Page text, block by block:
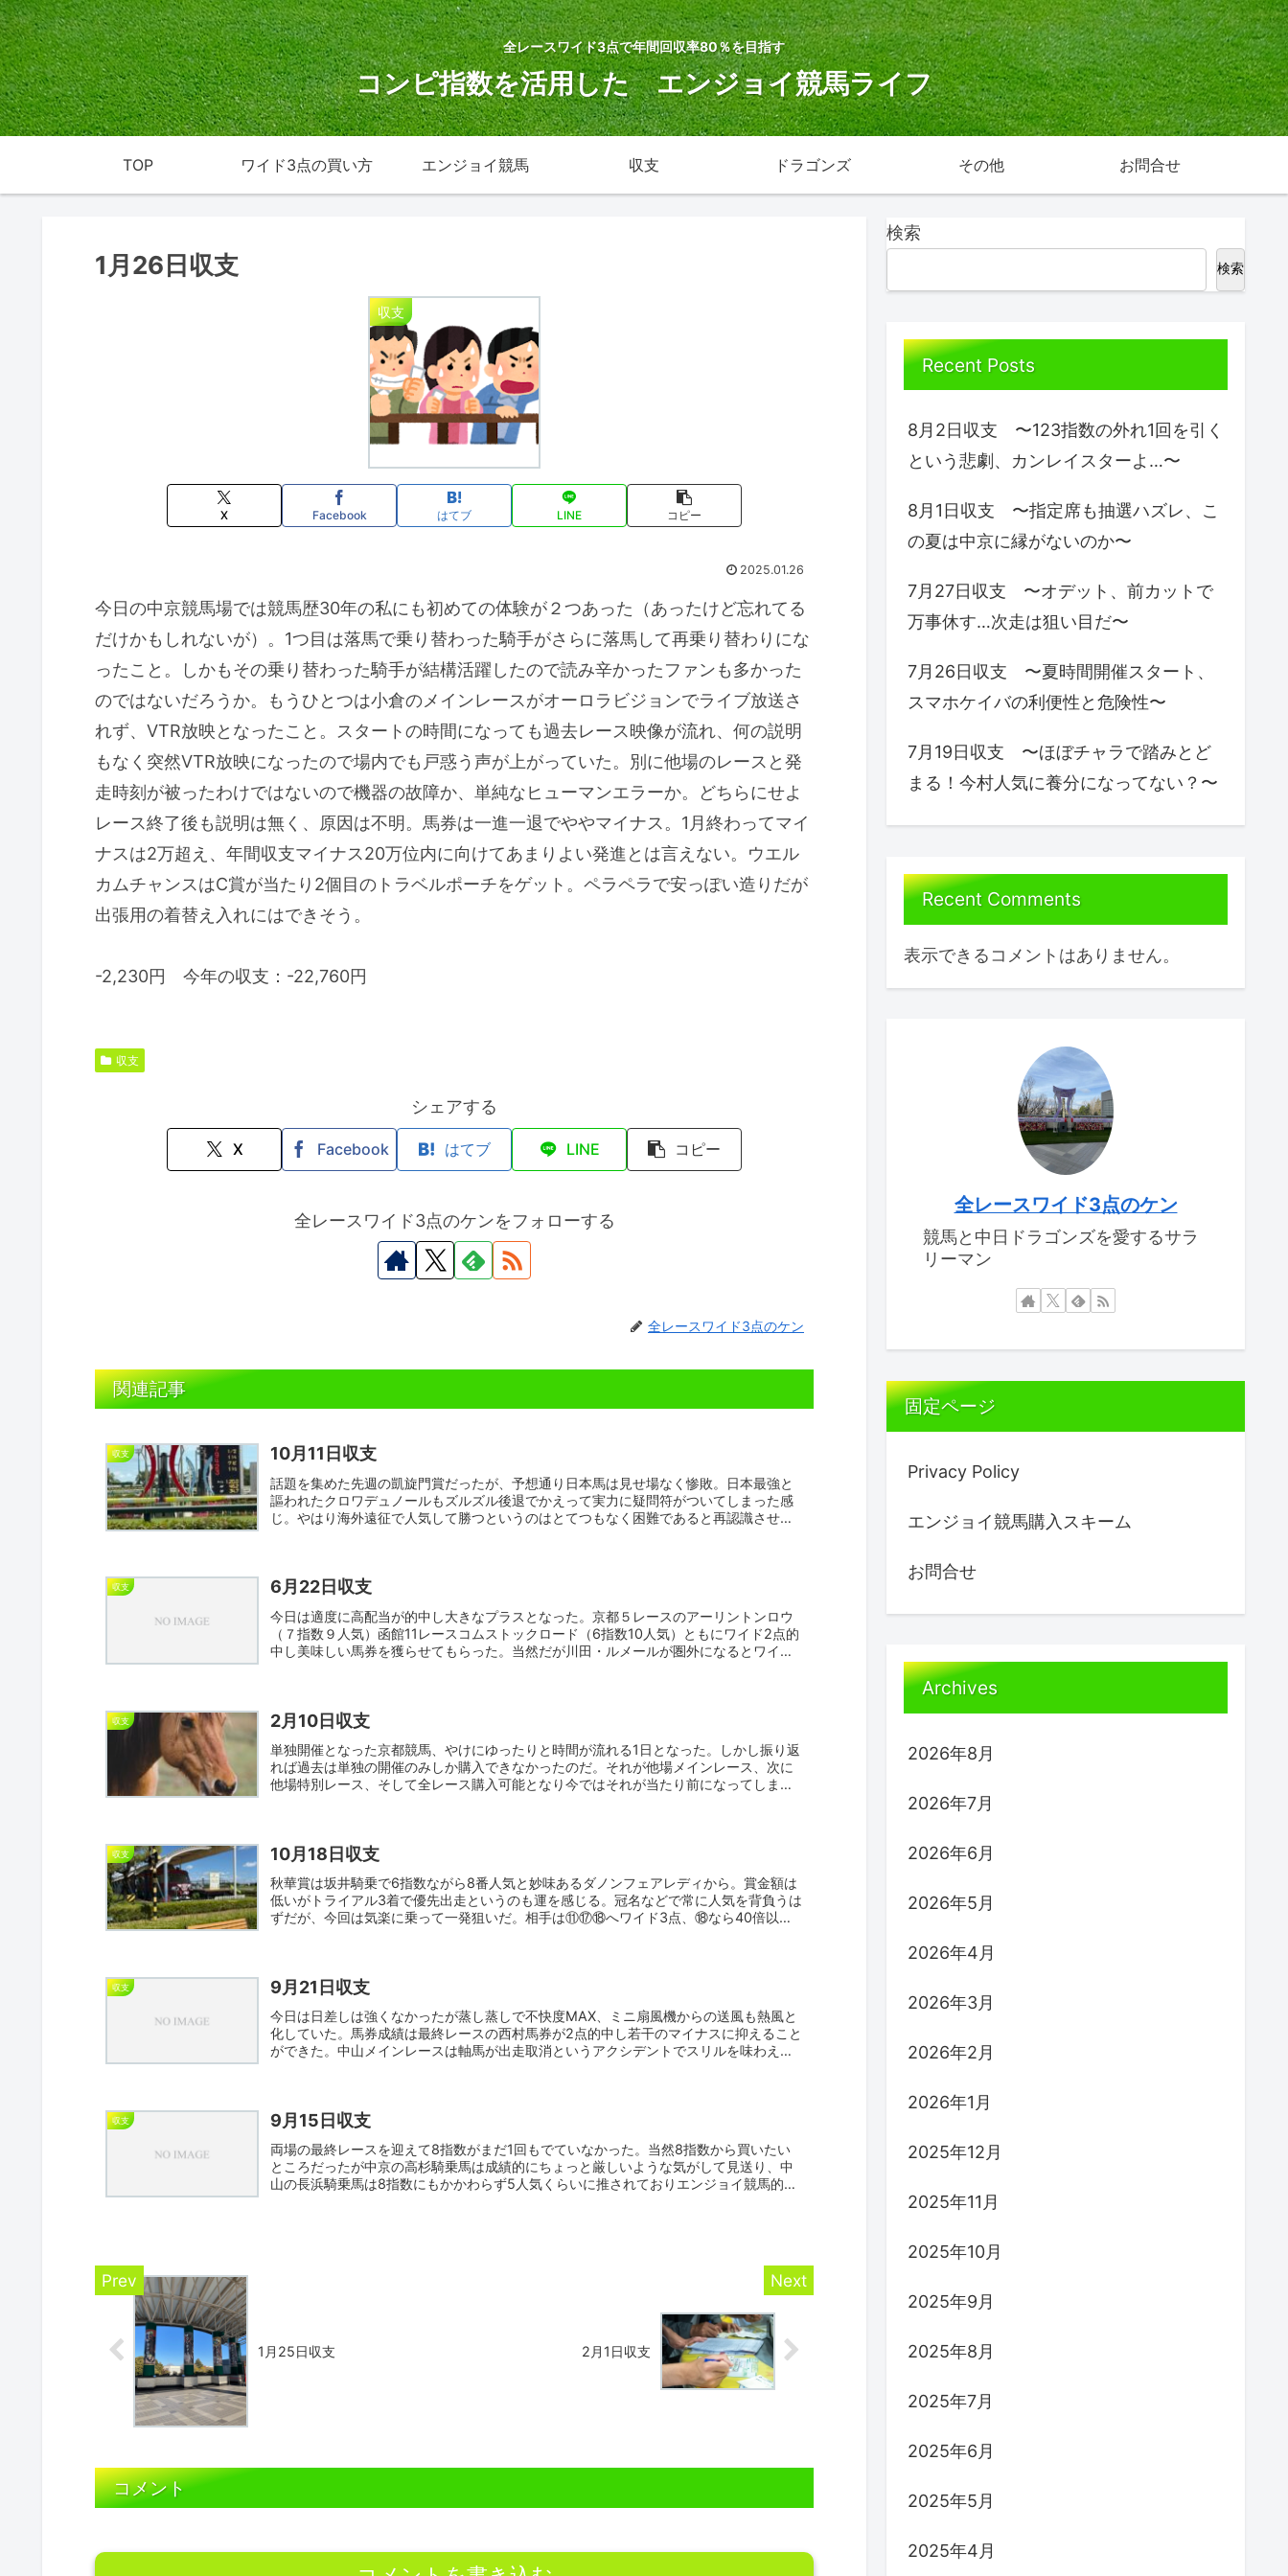
全レースワイド3点で年間回収率80％を目指す
コンピ指数を活用した エンジョイ競馬ライフ
TOP ワイド3点の買い方 エンジョイ競馬 収支 ドラゴンズ その他 お問合せ
1月26日収支
収支
X Facebook はてブ LINE コピー
2025.01.26
今日の中京競馬場では競馬歴30年の私にも初めての体験が２つあった（あったけど忘れてる
だけかもしれないが）。1つ目は落馬で乗り替わった騎手がさらに落馬して再乗り替わりにな
ったこと。しかもその乗り替わった騎手が結構活躍したので読み辛かったファンも多かった
のではないだろうか。もうひとつは小倉のメインレースがオーロラビジョンでライブ放送さ
れず、VTR放映となったこと。スタートの時間になっても過去レース映像が流れ、何の説明
もなく突然VTR放映になったので場内でも戸惑う声が上がっていた。別に他場のレースと発
走時刻が被ったわけではないので機器の故障か、単純なヒューマンエラーか。どちらにせよ
レース終了後も説明は無く、原因は不明。馬券は一進一退でややマイナス。1月終わってマイ
ナスは2万超え、年間収支マイナス20万位内に向けてあまりよい発進とは言えない。ウエル
カムチャンスはC賞が当たり2個目のトラベルポーチをゲット。ペラペラで安っぽい造りだが
出張用の着替え入れにはできそう。
-2,230円 今年の収支：-22,760円
収支
シェアする
X Facebook はてブ LINE コピー
全レースワイド3点のケンをフォローする
全レースワイド3点のケン
関連記事
収支 10月11日収支
話題を集めた先週の凱旋門賞だったが、予想通り日本馬は見せ場なく惨敗。日本最強と
謳われたクロワデュノールもズルズル後退でかえって実力に疑問符がついてしまった感
じ。やはり海外遠征で人気して勝つというのはとてつもなく困難であると再認識させら
収支 6月22日収支
今日は適度に高配当が的中し大きなプラスとなった。京都５レースのアーリントンロウ
（７指数９人気）函館11レースコムストックロード（6指数10人気）ともにワイド2点的
中し美味しい馬券を獲らせてもらった。当然だが川田・ルメールが圏外になるとワイ
収支 2月10日収支
単独開催となった京都競馬、やけにゆったりと時間が流れる1日となった。しかし振り返
れば過去は単独の開催のみしか購入できなかったのだ。それが他場メインレース、次に
他場特別レース、そして全レース購入可能となり今ではそれが当たり前になってしまっ
収支 10月18日収支
秋華賞は坂井騎乗で6指数ながら8番人気と妙味あるダノンフェアレディから。賞金額は
低いがトライアル3着で優先出走というのも運を感じる。冠名などで常に人気を背負うは
ずだが、今回は気楽に乗って一発狙いだ。相手は⑪⑰⑱へワイド3点、⑱なら40倍以
収支 9月21日収支
今日は日差しは強くなかったが蒸し蒸しで不快度MAX、ミニ扇風機からの送風も熱風と
化していた。馬券成績は最終レースの西村馬券が2点的中し若干のマイナスに抑えること
ができた。中山メインレースは軸馬が出走取消というアクシデントでスリルを味わえず
収支 9月15日収支
両場の最終レースを迎えて8指数がまだ1回もでていなかった。当然8指数から買いたい
ところだったが中京の高杉騎乗馬は成績的にちょっと厳しいような気がして見送り、中
山の長浜騎乗馬は8指数にもかかわらず5人気くらいに推されておりエンジョイ競馬的に
1月25日収支 2月1日収支
コメント
検索
検索
Recent Posts
8月2日収支 〜123指数の外れ1回を引く
という悲劇、カンレイスターよ…〜
8月1日収支 〜指定席も抽選ハズレ、こ
の夏は中京に縁がないのか〜
7月27日収支 〜オデット、前カットで
万事休す…次走は狙い目だ〜
7月26日収支 〜夏時間開催スタート、
スマホケイバの利便性と危険性〜
7月19日収支 〜ほぼチャラで踏みとど
まる！今村人気に養分になってない？〜
Recent Comments
表示できるコメントはありません。
全レースワイド3点のケン
競馬と中日ドラゴンズを愛するサラ
リーマン
固定ページ
Privacy Policy
エンジョイ競馬購入スキーム
お問合せ
Archives
2026年8月
2026年7月
2026年6月
2026年5月
2026年4月
2026年3月
2026年2月
2026年1月
2025年12月
2025年11月
2025年10月
2025年9月
2025年8月
2025年7月
2025年6月
2025年5月
2025年4月